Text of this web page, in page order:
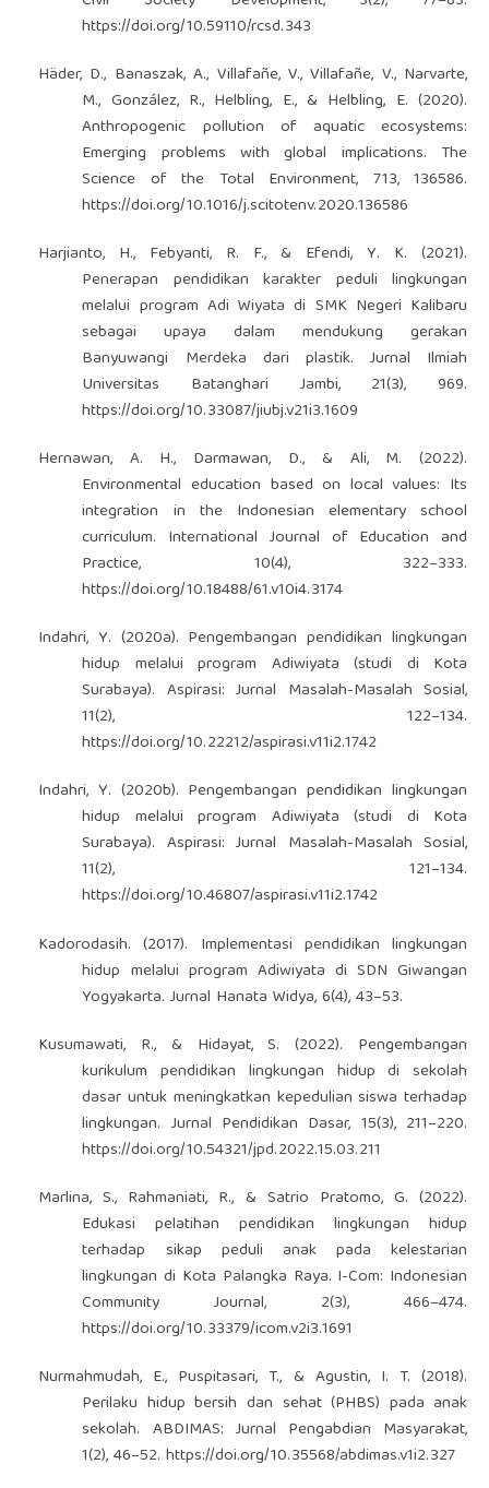
https://doi.org/10.59110/rcsd.343
Häder, D., Banaszak, A., Villafañe, V., Villafañe, V., Narvarte,
M., González, R., Helbling, E., & Helbling, E. (2020).
Anthropogenic pollution of aquatic ecosystems:
Emerging problems with global implications. The
Science of the Total Environment, 713, 136586.
https://doi.org/10.1016/j.scitotenv.2020.136586
Harjianto, H., Febyanti, R. F., & Efendi, Y. K. (2021).
Penerapan pendidikan karakter peduli lingkungan
melalui program Adi Wiyata di SMK Negeri Kalibaru
sebagai upaya dalam mendukung gerakan
Banyuwangi Merdeka dari plastik. Jurnal Ilmiah
Universitas Batanghari Jambi, 21(3), 969.
https://doi.org/10.33087/jiubj.v21i3.1609
Hernawan, A. H., Darmawan, D., & Ali, M. (2022).
Environmental education based on local values: Its
integration in the Indonesian elementary school
curriculum. International Journal of Education and
Practice, 10(4), 322–333.
https://doi.org/10.18488/61.v10i4.3174
Indahri, Y. (2020a). Pengembangan pendidikan lingkungan
hidup melalui program Adiwiyata (studi di Kota
Surabaya). Aspirasi: Jurnal Masalah-Masalah Sosial,
11(2), 122–134.
https://doi.org/10.22212/aspirasi.v11i2.1742
Indahri, Y. (2020b). Pengembangan pendidikan lingkungan
hidup melalui program Adiwiyata (studi di Kota
Surabaya). Aspirasi: Jurnal Masalah-Masalah Sosial,
11(2), 121–134.
https://doi.org/10.46807/aspirasi.v11i2.1742
Kadorodasih. (2017). Implementasi pendidikan lingkungan
hidup melalui program Adiwiyata di SDN Giwangan
Yogyakarta. Jurnal Hanata Widya, 6(4), 43–53.
Kusumawati, R., & Hidayat, S. (2022). Pengembangan
kurikulum pendidikan lingkungan hidup di sekolah
dasar untuk meningkatkan kepedulian siswa terhadap
lingkungan. Jurnal Pendidikan Dasar, 15(3), 211–220.
https://doi.org/10.54321/jpd.2022.15.03.211
Marlina, S., Rahmaniati, R., & Satrio Pratomo, G. (2022).
Edukasi pelatihan pendidikan lingkungan hidup
terhadap sikap peduli anak pada kelestarian
lingkungan di Kota Palangka Raya. I-Com: Indonesian
Community Journal, 2(3), 466–474.
https://doi.org/10.33379/icom.v2i3.1691
Nurmahmudah, E., Puspitasari, T., & Agustin, I. T. (2018).
Perilaku hidup bersih dan sehat (PHBS) pada anak
sekolah. ABDIMAS: Jurnal Pengabdian Masyarakat,
1(2), 46–52.https://doi.org/10.35568/abdimas.v1i2.327